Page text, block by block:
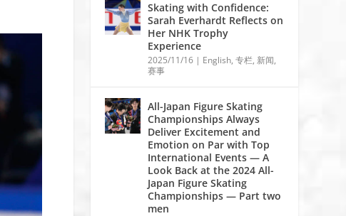
Skating with Confidence:
Sarah Everhardt Reflects on
Her NHK Trophy
Experience
2025/11/16 | English,专栏, 新闻,
赛事
All-Japan Figure Skating
Championships Always
Deliver Excitement and
Emotion on Par with Top
International Events — A
Look Back at the 2024 All-
Japan Figure Skating
Championships — Part two
men